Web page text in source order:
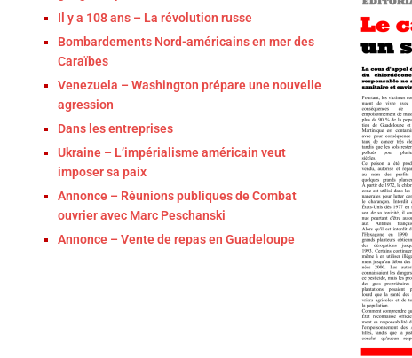
Il y a 108 ans – La révolution russe
Bombardements Nord-américains en mer des
Caraïbes
Venezuela – Washington prépare une nouvelle
agression
Dans les entreprises
Ukraine – L’impérialisme américain veut
imposer sa paix
Annonce – Réunions publiques de Combat
ouvrier avec Marc Peschanski
Annonce – Vente de repas en Guadeloupe